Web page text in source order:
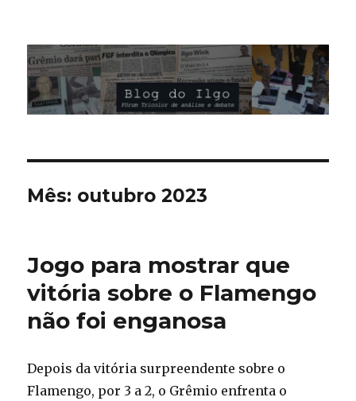
Blog do Ilgo Wink
Mês: outubro 2023
Jogo para mostrar que
vitória sobre o Flamengo
não foi enganosa
Depois da vitória surpreendente sobre o
Flamengo, por 3 a 2, o Grêmio enfrenta o